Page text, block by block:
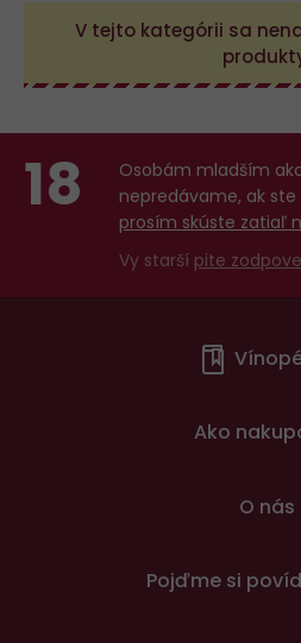
V tejto kategórii sa
18
Osobám mladším
nepredávame, ak ste
prosím skúste zatiaľ
Vy starší pite
Ako
O nás
Pojďme si